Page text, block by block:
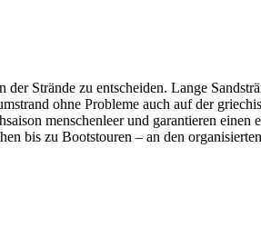
Strände zu entscheiden. Lange
ohne Probleme auch auf der
menschenleer und garantieren einen
bis zu Bootstouren – an den